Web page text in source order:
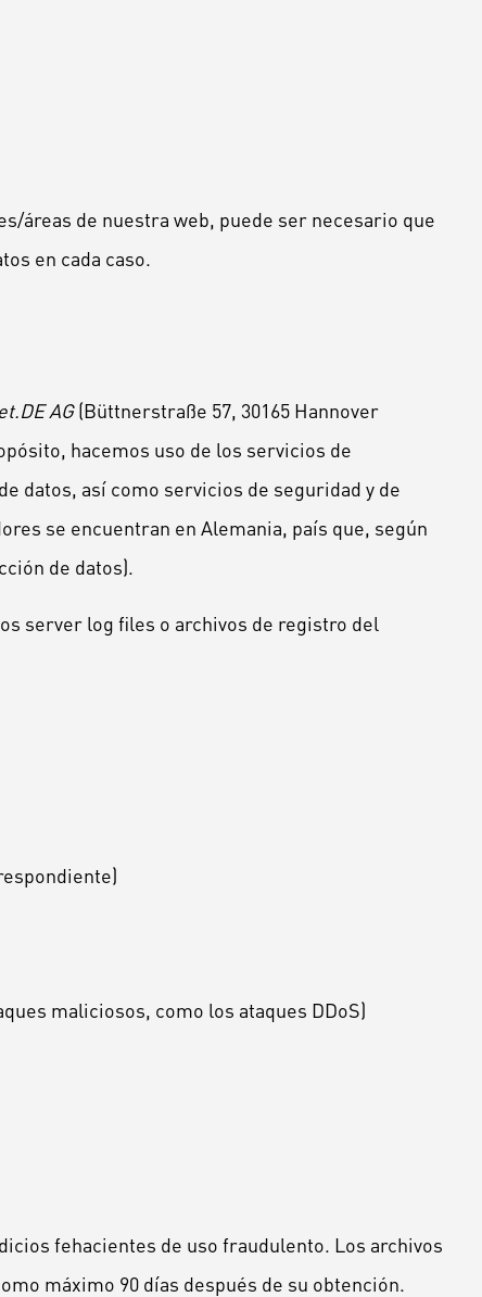
áreas de nuestra web, puede ser necesario que
en cada caso.
AG(Büttnerstraße 57, 30165 Hannover
hacemos uso de los servicios de
datos, así como servicios de seguridad y de
se encuentran en Alemania, país que, según
de datos).
server log files o archivos de registro del
maliciosos, como los ataques DDoS)
fehacientes de uso fraudulento. Los archivos
máximo 90 días después de su obtención.